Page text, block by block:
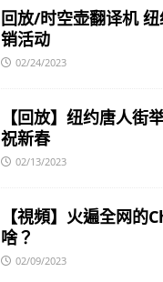
回放/时空壶翻译机
销活动
02/24/2023
【回放】纽约唐人街
祝新春
02/13/2023
【視頻】火遍全网的
啥？
02/09/2023